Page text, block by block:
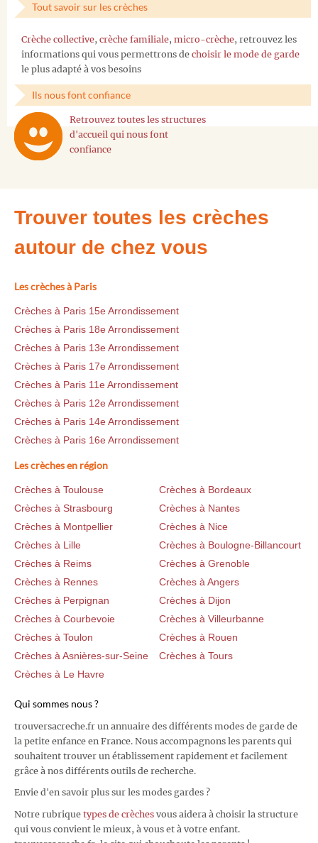
Tout savoir sur les crèches
Crèche collective, crèche familiale, micro-crèche, retrouvez les
informations qui vous permettrons de choisir le mode de garde
le plus adapté à vos besoins
Ils nous font confiance
Retrouvez toutes les structures
d'accueil qui nous font
confiance
Trouver toutes les crèches
autour de chez vous
Les crèches à Paris
Crèches à Paris 15e Arrondissement
Crèches à Paris 18e Arrondissement
Crèches à Paris 13e Arrondissement
Crèches à Paris 17e Arrondissement
Crèches à Paris 11e Arrondissement
Crèches à Paris 12e Arrondissement
Crèches à Paris 14e Arrondissement
Crèches à Paris 16e Arrondissement
Les crèches en région
Crèches à Toulouse
Crèches à Bordeaux
Crèches à Strasbourg
Crèches à Nantes
Crèches à Montpellier
Crèches à Nice
Crèches à Lille
Crèches à Boulogne-Billancourt
Crèches à Reims
Crèches à Grenoble
Crèches à Rennes
Crèches à Angers
Crèches à Perpignan
Crèches à Dijon
Crèches à Courbevoie
Crèches à Villeurbanne
Crèches à Toulon
Crèches à Rouen
Crèches à Asnières-sur-Seine
Crèches à Tours
Crèches à Le Havre
Qui sommes nous ?
trouversacreche.fr un annuaire des différents modes de garde de
la petite enfance en France. Nous accompagnons les parents qui
souhaitent trouver un établissement rapidement et facilement
grâce à nos différents outils de recherche.
Envie d'en savoir plus sur les modes gardes ?
Notre rubrique types de crèches vous aidera à choisir la structure
qui vous convient le mieux, à vous et à votre enfant.